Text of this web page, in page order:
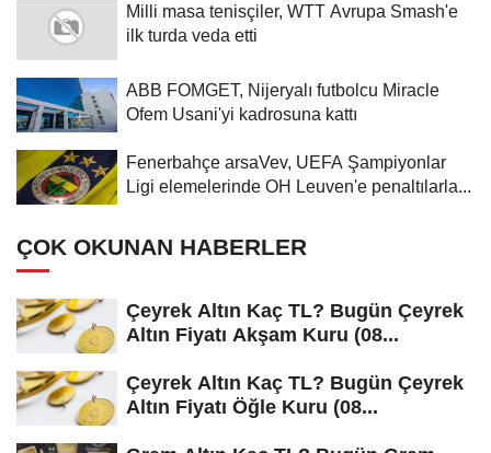
Milli masa tenisçiler, WTT Avrupa Smash'e
ilk turda veda etti
ABB FOMGET, Nijeryalı futbolcu Miracle
Ofem Usani'yi kadrosuna kattı
Fenerbahçe arsaVev, UEFA Şampiyonlar
Ligi elemelerinde OH Leuven'e penaltılarla...
ÇOK OKUNAN HABERLER
Çeyrek Altın Kaç TL? Bugün Çeyrek
Altın Fiyatı Akşam Kuru (08...
Çeyrek Altın Kaç TL? Bugün Çeyrek
Altın Fiyatı Öğle Kuru (08...